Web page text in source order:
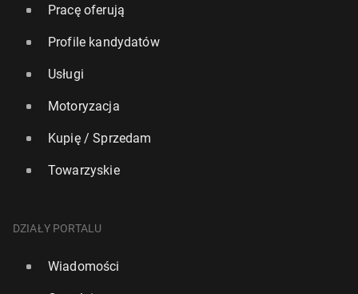
Pracę oferują
Profile kandydatów
Usługi
Motoryzacja
Kupię / Sprzedam
Towarzyskie
DZIAŁY PORTALU
Wiadomości